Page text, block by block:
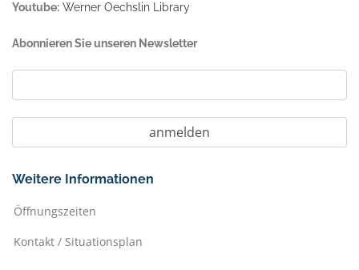
Youtube: Werner Oechslin Library
Abonnieren Sie unseren Newsletter
Weitere Informationen
Öffnungszeiten
Kontakt / Situationsplan